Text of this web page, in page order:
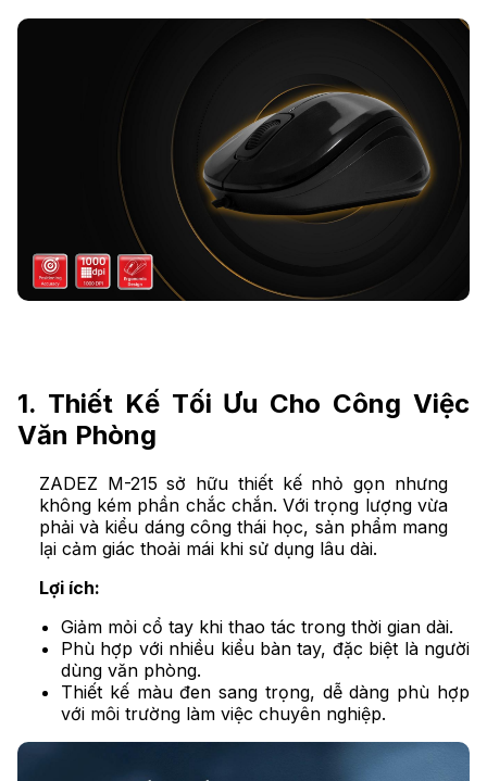
1. Thiết Kế Tối Ưu Cho Công Việc
Văn Phòng
ZADEZ M-215 sở hữu thiết kế nhỏ gọn nhưng
không kém phần chắc chắn. Với trọng lượng vừa
phải và kiểu dáng công thái học, sản phẩm mang
lại cảm giác thoải mái khi sử dụng lâu dài.
Lợi ích:
Giảm mỏi cổ tay khi thao tác trong thời gian dài.
Phù hợp với nhiều kiểu bàn tay, đặc biệt là người
dùng văn phòng.
Thiết kế màu đen sang trọng, dễ dàng phù hợp
với môi trường làm việc chuyên nghiệp.